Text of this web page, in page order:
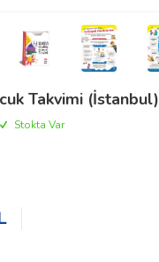
Takvimi (İstanbul)
Stokta Var